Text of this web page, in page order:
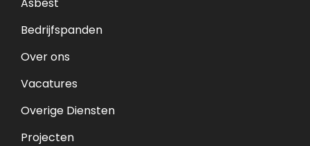
Bedrijfspanden
Over ons
Vacatures
Overige Diensten
Projecten